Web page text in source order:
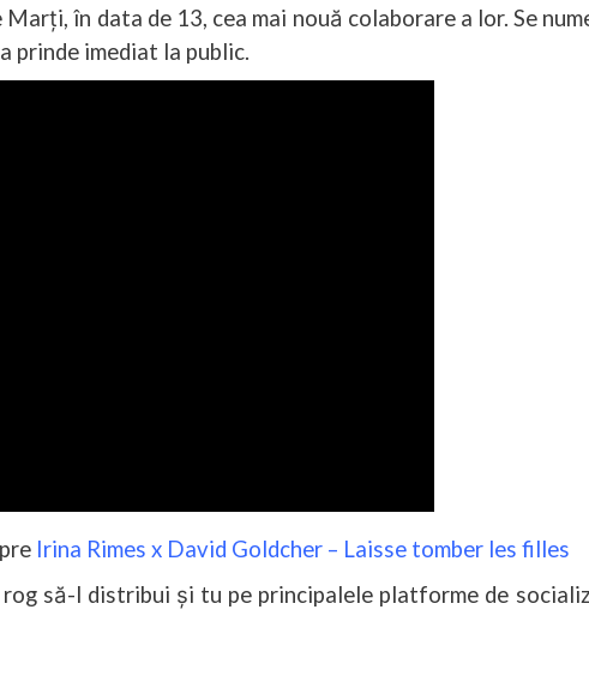
în data de 13, cea mai nouă colaborare a lor. Se
prinde imediat la public.
Irina Rimes x David Goldcher – Laisse tomber les filles
să-l distribui și tu pe principalele platforme de